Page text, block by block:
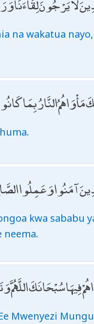
na wakatua
مَأْوَاهُمُ النَّارُ بِمَا
آمَنُوا وَعَمِلُوا
kwa sababu
فِيهَا سُبْحَانَكَ اللَّهُمَّ
Mwenyezi